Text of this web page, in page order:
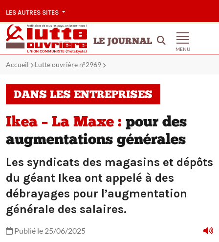
LES AUTRES SITES
LE JOURNAL
MENU
Accueil Lutte ouvrière n°2969
DANS LES ENTREPRISES
Ikea – La Maxe : pour des
augmentations générales
Les syndicats des magasins et dépôts
du géant Ikea ont appelé à des
débrayages pour l’augmentation
générale des salaires.
Publié le 25/06/2025